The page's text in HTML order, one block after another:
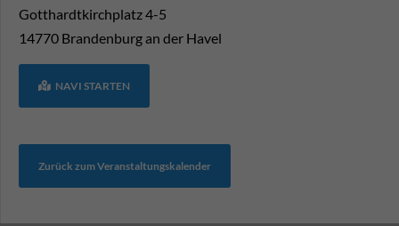
Gotthardtkirchplatz 4-5
14770 Brandenburg an der Havel
NAVI STARTEN
Zurück zum Veranstaltungskalender